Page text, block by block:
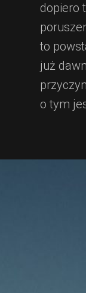
dopiero
to
już
o tym